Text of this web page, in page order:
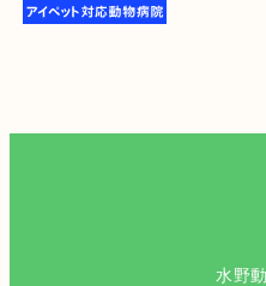
水野